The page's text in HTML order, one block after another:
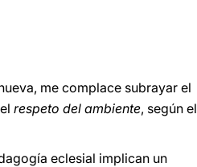
me complace subrayar el
respeto del ambiente, según el
eclesial implican un